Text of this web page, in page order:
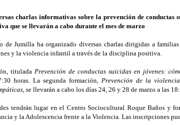
charlas informativas sobre la prevención de
que se llevarán a cabo durante el mes de marzo
de Jumilla ha organizado diversas charlas dirigidas a
y la violencia infantil a través de la disciplina positiva.
titulada Prevención de conductas suicidas en jóvenes:
horas. La segunda formación, Prevención de la
, se llevarán a cabo los días 24, 26 y 28 de marzo a las
tendrán lugar en el Centro Sociocultural Roque Baños y
y la Adolescencia frente a la Violencia. Las inscripciones